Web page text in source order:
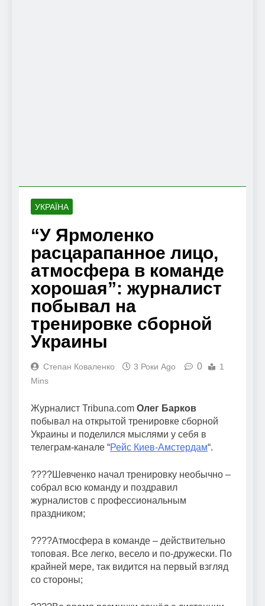
УКРАЇНА
“У Ярмоленко
расцарапанное лицо,
атмосфера в команде
хорошая”: журналист
побывал на
тренировке сборной
Украины
Степан Коваленко 3 Роки Ago 0
1
Mins
Журналист Tribuna.com Олег Барков
побывал на открытой тренировке сборной
Украины и поделился мыслями у себя в
телеграм-канале “Рейс Киев-Амстердам“.
????Шевченко начал тренировку необычно –
собрал всю команду и поздравил
журналистов с профессиональным
праздником;
????Атмосфера в команде – действительно
топовая. Все легко, весело и по-дружески. По
крайней мере, так видится на первый взгляд
со стороны;